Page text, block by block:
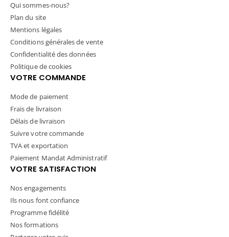
Qui sommes-nous?
Plan du site
Mentions légales
Conditions générales de vente
Confidentialité des données
Politique de cookies
VOTRE COMMANDE
Mode de paiement
Frais de livraison
Délais de livraison
Suivre votre commande
TVA et exportation
Paiement Mandat Administratif
VOTRE SATISFACTION
Nos engagements
Ils nous font confiance
Programme fidélité
Nos formations